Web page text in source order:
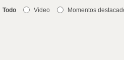
Todo Video Momentos